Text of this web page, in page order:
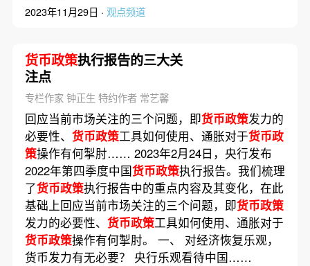
2023年11月29日 · 观点频道
货币政策执行报告的三大关
注点
专栏作家 钟正生 特约作者 常艺馨
回应当前市场关注的三个问题，即货币政策发力的
必要性、 货币政策工具如何使用、通胀对于货币政
策操作有何掣肘…… 2023年2月24日，央行发布
2022年第四季度中国货币政策执行报告。我们梳理
了货币政策执行报告中的重点内容及其变化，在此
基础上回应当前市场关注的三个问题，即货币政策
发力的必要性、 货币政策工具如何使用、通胀对于
货币政策操作有何掣肘。 一、 对经济恢复乐观，
货币发力有无必要？ 央行乐观看待中国……